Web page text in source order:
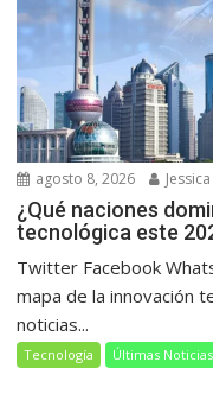
agosto 8, 2026
¿Qué naciones
tecnológica este
Twitter Facebook
mapa de la innovación
noticias...
Tecnología Últimas Noticias